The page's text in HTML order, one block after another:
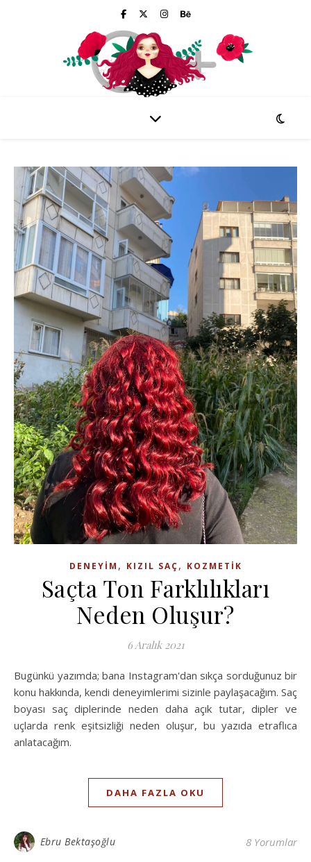
DENEYIM , KIZIL SAÇ, KOZMETIK
Saçta Ton Farklılıkları
Neden Oluşur?
6 Aralık 2021
Bugünkü yazımda; bana Instagram'dan sıkça sorduğunuz bir
konu hakkında, kendi deneyimlerimi sizinle paylaşacağım. Saç
boyası saç diplerinde neden daha açık tutar, dipler ve
uçlarda renk eşitsizliği neden oluşur, bu yazıda etraflıca
anlatacağım.
DAHA FAZLA OKU
Ebru Bektaşoğlu 8 Yorumlar